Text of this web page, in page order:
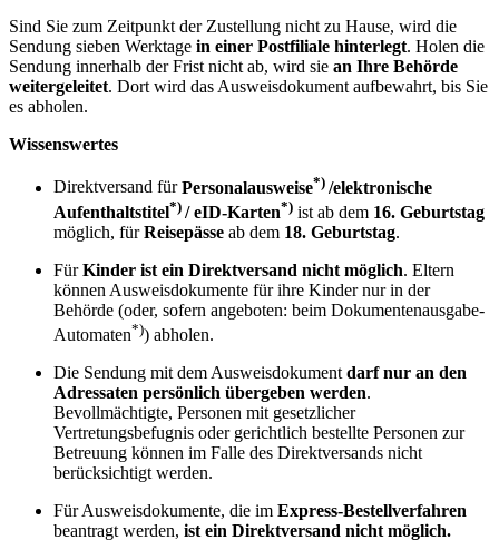
Sind Sie zum Zeitpunkt der Zustellung nicht zu Hause, wird die
Sendung sieben Werktage in einer Postfiliale hinterlegt. Holen die
Sendung innerhalb der Frist nicht ab, wird sie an Ihre Behörde
weitergeleitet. Dort wird das Ausweisdokument aufbewahrt, bis Sie
es abholen.
Wissenswertes
Direktversand fürPersonalausweise*) /elektronische
Aufenthaltstitel*) / eID-Karten*) ist ab dem 16. Geburtstag
möglich, fürReisepässe ab dem 18. Geburtstag.
FürKinder ist ein Direktversand nicht möglich. Eltern
können Ausweisdokumente für ihre Kinder nur in der
Behörde (oder, sofern angeboten: beim Dokumentenausgabe-
Automaten*)) abholen.
Die Sendung mit dem Ausweisdokument darf nur an den
Adressaten persönlich übergeben werden.
Bevollmächtigte, Personen mit gesetzlicher
Vertretungsbefugnis oder gerichtlich bestellte Personen zur
Betreuung können im Falle des Direktversands nicht
berücksichtigt werden.
Für Ausweisdokumente, die im Express-Bestellverfahren
beantragt werden, ist ein Direktversand nicht möglich.